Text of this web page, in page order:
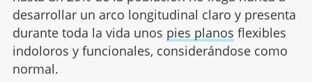
desarrollar un arco longitudinal claro y presenta
durante toda la vida unos pies planos flexibles
indoloros y funcionales, considerándose como
normal.